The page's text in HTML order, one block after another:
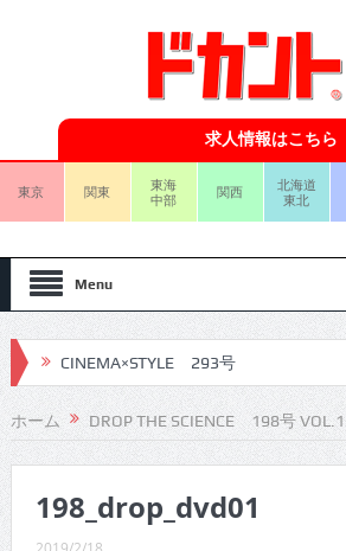
求人情報はこちら
東京 関東
東海
中部
関西
北海道
東北
Menu
CINEMA×STYLE 293号
CINEMA×STYLE 292号
CINEMA×STYLE 291号
CINEMA×STYLE 290号
CINEMA×STYLE 289号
ホーム DROP THE SCIENCE 198号 VOL.1
198_drop_dvd01